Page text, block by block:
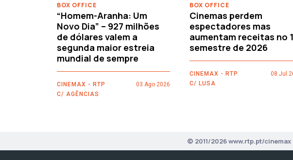
BOX OFFICE
“Homem-Aranha: Um
Novo Dia” – 927 milhões
de dólares valem a
segunda maior estreia
mundial de sempre
CINEMAX - RTP
C/ AGÊNCIAS
03 Ago 2026
BOX OFFICE
Cinemas perdem
espectadores mas
aumentam receitas no
semestre de 2026
CINEMAX - RTP
C/ LUSA
08 Jul
© 2011/2026 www.rtp.pt/